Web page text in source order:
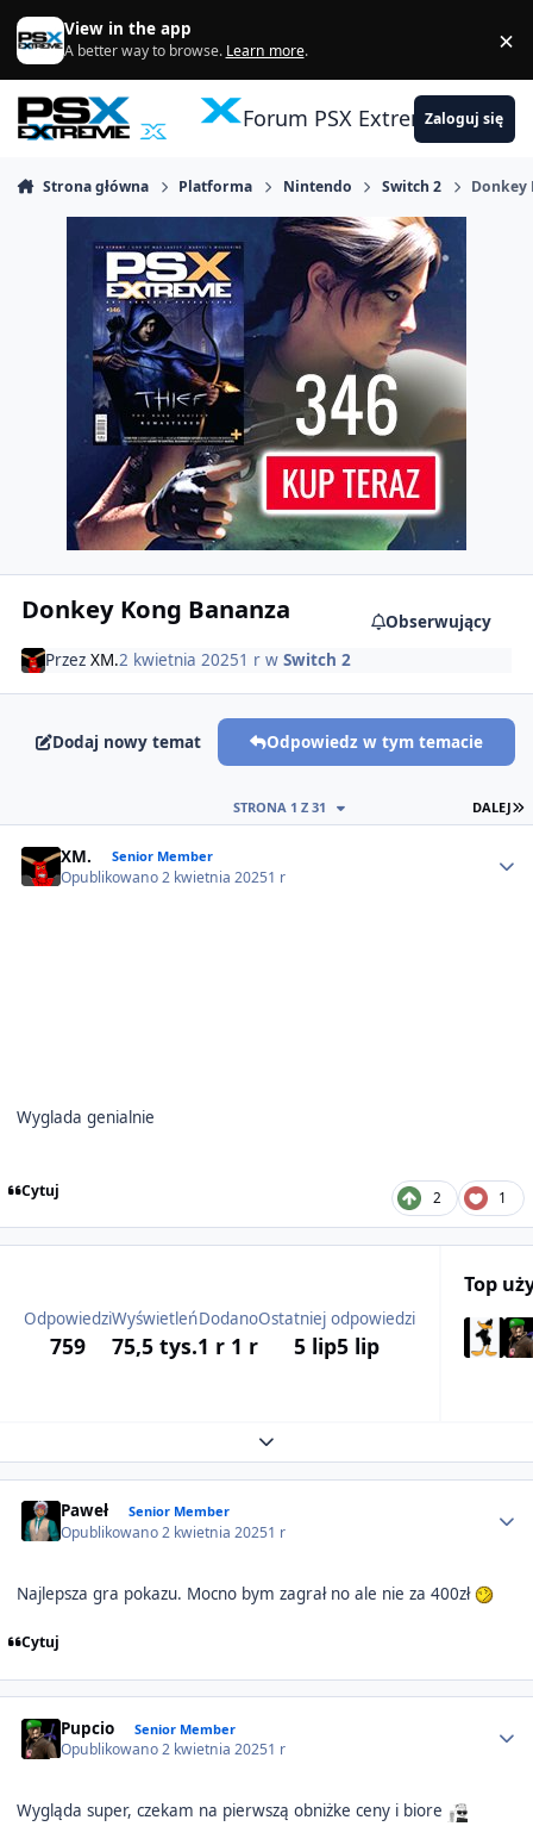
Skocz do zawartości
View in the app
A better way to browse. Learn more. ×
Forum PSX ExtremeZaloguj się
Strona główna Platforma Nintendo Switch 2 Donkey
Donkey Kong Bananza
Obserwujący
Przez XM.2 kwietnia 20251 r w Switch 2
Dodaj nowy temat Odpowiedz w tym temacie
DALEJ
STRONA 1 Z 31
XM. Senior Member
Opublikowano2 kwietnia 20251 r
Wyglada genialnie
Cytuj 2 1
Odpowiedzi
759
Wyświetleń
75,5 tys.
Dodano
1 r 1 r
Ostatniej odpowiedzi
5 lip5 lip
Top
Expand topic overview
Paweł Senior Member
Opublikowano2 kwietnia 20251 r
Najlepsza gra pokazu. Mocno bym zagrał no ale nie za 400zł
Cytuj
Pupcio Senior Member
Opublikowano2 kwietnia 20251 r
Wygląda super, czekam na pierwszą obniżke ceny i biore